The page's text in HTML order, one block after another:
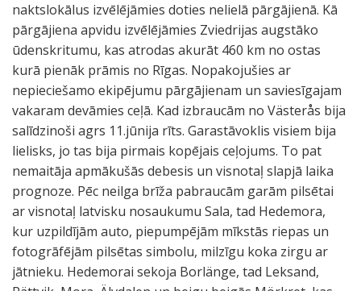
naktslokālus izvēlējāmies doties nelielā pārgājienā. Kā
pārgājiena apvidu izvēlējāmies Zviedrijas augstāko
ūdenskritumu, kas atrodas akurāt 460 km no ostas
kurā pienāk prāmis no Rīgas. Nopakojušies ar
nepieciešamo ekipējumu pārgājienam un saviesīgajam
vakaram devāmies ceļā. Kad izbraucām no Västerås bija
salīdzinoši agrs 11.jūnija rīts. Garastāvoklis visiem bija
lielisks, jo tas bija pirmais kopējais ceļojums. To pat
nemaitāja apmākušās debesis un visnotaļ slapjā laika
prognoze. Pēc neilga brīža pabraucām garām pilsētai
ar visnotaļ latvisku nosaukumu Sala, tad Hedemora,
kur uzpildījām auto, piepumpējām mīkstās riepas un
fotogrāfējām pilsētas simbolu, milzīgu koka zirgu ar
jātnieku. Hedemorai sekoja Borlänge, tad Leksand,